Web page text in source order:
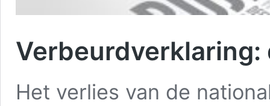
Het verlies van de